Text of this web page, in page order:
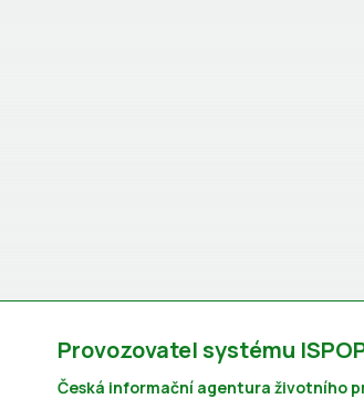
Provozovatel systému
Česká informační agentura životního